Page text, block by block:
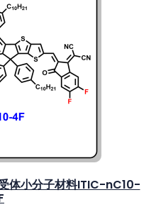
体小分子材料ITIC-nC10-